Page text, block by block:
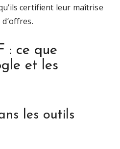
certifient leur maîtrise
d’offres.
: ce que
et les
les outils